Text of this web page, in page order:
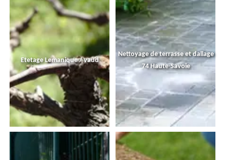
Etetage Lemanique / vaud
Nettoyage de terrasse et dallage
74 Haute-Savoie